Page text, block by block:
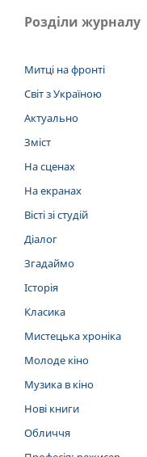
Розділи журналу
Митці на фронті
Світ з Україною
Актуально
Зміст
На сценах
На екранах
Вісті зі студій
Діалог
Згадаймо
Історія
Класика
Мистецька хроніка
Молоде кіно
Музика в кіно
Нові книги
Обличчя